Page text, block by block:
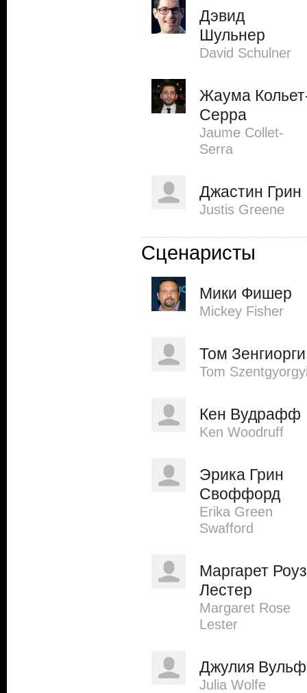
Дэвид
Шульнер
David Schulner
Жаума
Серра
Jaume Collet-
Serra
Джастин Грин
Justis Greene
Сценаристы
Мики Фишер
Mickey Fisher
Том Зенгиорги
Tom
Кен Вудрафф
Ken Woodruff
Эрика Грин
Своффорд
Erika Green
Swafford
Маргарет Роуз
Лестер
Margaret Rose
Lester
Джулия Вульф
Julia Wolfe